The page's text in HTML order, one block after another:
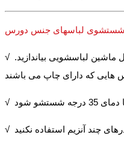
√ لباسها پشت و رو کرده و سپس داخل ماشین لباسشویی بیاندازید.